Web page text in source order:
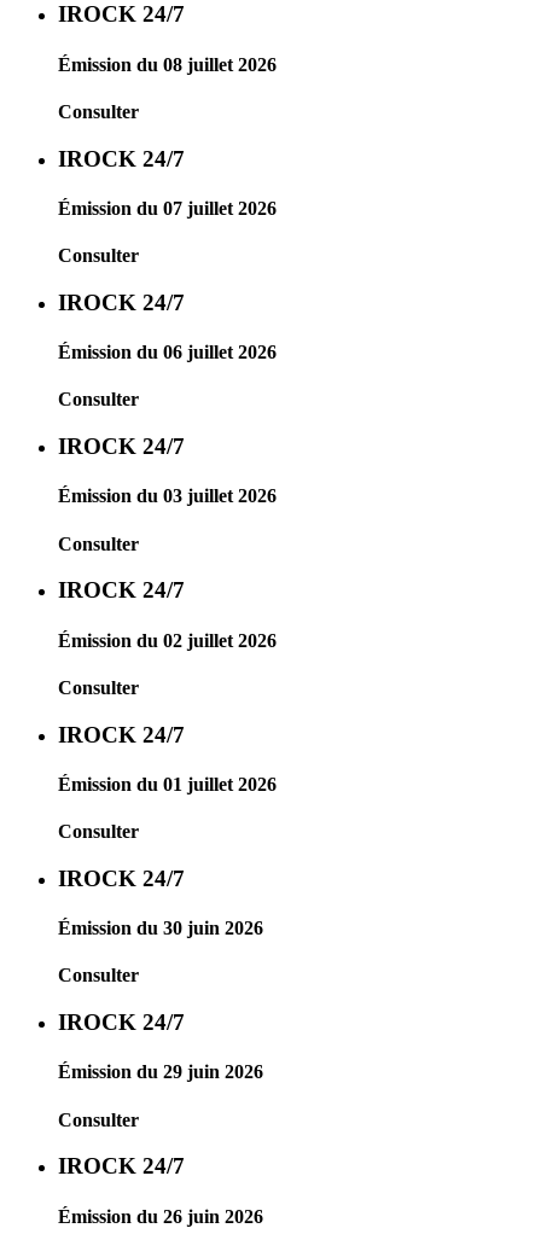
IROCK 24/7
Émission du 08 juillet 2026
Consulter
IROCK 24/7
Émission du 07 juillet 2026
Consulter
IROCK 24/7
Émission du 06 juillet 2026
Consulter
IROCK 24/7
Émission du 03 juillet 2026
Consulter
IROCK 24/7
Émission du 02 juillet 2026
Consulter
IROCK 24/7
Émission du 01 juillet 2026
Consulter
IROCK 24/7
Émission du 30 juin 2026
Consulter
IROCK 24/7
Émission du 29 juin 2026
Consulter
IROCK 24/7
Émission du 26 juin 2026